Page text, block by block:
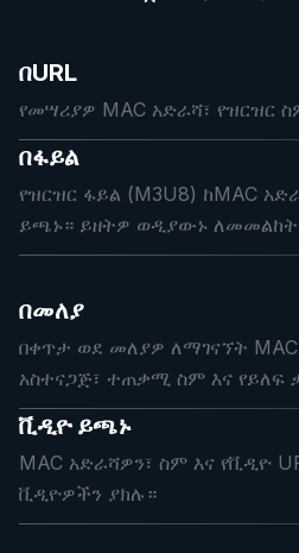
በURL
የመሣሪያዎ MAC አድራሻ፣ የዝርዝር
በፋይል
የዝርዝር ፋይል (M3U8) ከMAC
ይጫኑ። ይዘትዎ ወዲያውኑ ለመመልከት
በመለያ
በቀጥታ ወደ መለያዎ ለማገናኘት MAC
አስተናጋጅ፣ ተጠቃሚ ስም እና የይለፍ
ቪዲዮ ይጫኑ
MAC አድራሻዎን፣ ስም እና የቪዲዮ
ቪዲዮዎችን ያክሉ።